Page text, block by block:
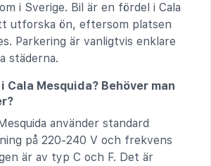
i Sverige. Bil är en fördel i Cala
utforska ön, eftersom platsen
Parkering är vanligtvis enklare
städerna.
Cala Mesquida? Behöver man
använder standard
på 220-240 V och frekvens
är av typ C och F. Det är